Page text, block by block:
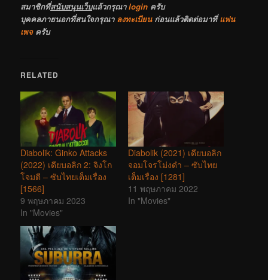
สมาชิกที่สนับสนุนเว็บแล้วกรุณาlogin ครับ
บุคคลภายนอกที่สนใจกรุณา ลงทะเบียนก่อนแล้วติดต่อมาที่แฟน
เพจครับ
RELATED
Diabolik: Ginko Attacks
(2022) เดียบอลิก 2: จิงโก
โจมตี – ซับไทยเต็มเรื่อง
[1566]
9 พฤษภาคม 2023
In "Movies"
Diabolik (2021) เดียบอลิก
จอมโจรโม่งดำ – ซับไทย
เต็มเรื่อง [1281]
11 พฤษภาคม 2022
In "Movies"